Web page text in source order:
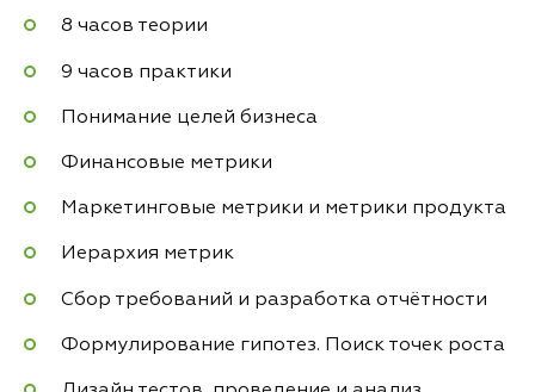
8 часов теории
9 часов практики
Понимание целей бизнеса
Финансовые метрики
Маркетинговые метрики и метрики продукта
Иерархия метрик
Сбор требований и разработка отчётности
Формулирование гипотез. Поиск точек роста